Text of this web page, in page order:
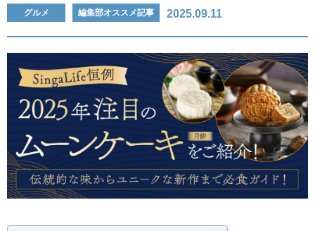
グルメ 編集部オススメ記事 2025.09.11